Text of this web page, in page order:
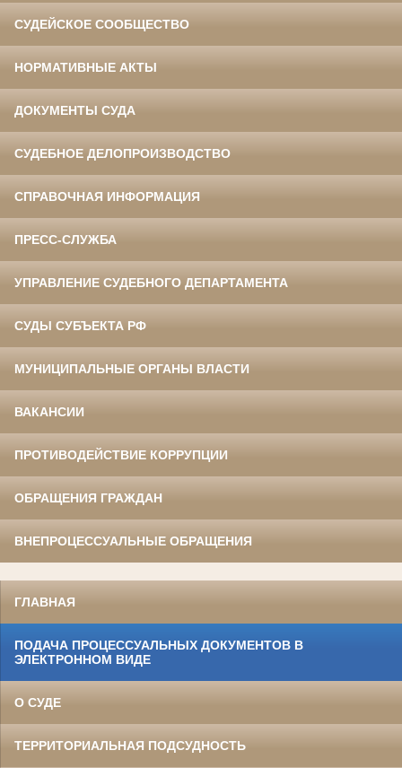
СУДЕЙСКОЕ СООБЩЕСТВО
НОРМАТИВНЫЕ АКТЫ
ДОКУМЕНТЫ СУДА
СУДЕБНОЕ ДЕЛОПРОИЗВОДСТВО
СПРАВОЧНАЯ ИНФОРМАЦИЯ
ПРЕСС-СЛУЖБА
УПРАВЛЕНИЕ СУДЕБНОГО ДЕПАРТАМЕНТА
СУДЫ СУБЪЕКТА РФ
МУНИЦИПАЛЬНЫЕ ОРГАНЫ ВЛАСТИ
ВАКАНСИИ
ПРОТИВОДЕЙСТВИЕ КОРРУПЦИИ
ОБРАЩЕНИЯ ГРАЖДАН
ВНЕПРОЦЕССУАЛЬНЫЕ ОБРАЩЕНИЯ
ГЛАВНАЯ
ПОДАЧА ПРОЦЕССУАЛЬНЫХ ДОКУМЕНТОВ В
ЭЛЕКТРОННОМ ВИДЕ
О СУДЕ
ТЕРРИТОРИАЛЬНАЯ ПОДСУДНОСТЬ